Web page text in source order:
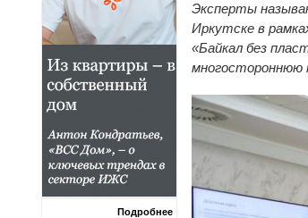
Подробнее
Эксперты
Иркутске в
«Байкал без
многостороннюю